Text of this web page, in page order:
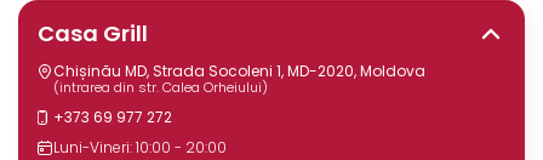
Casa Grill
Chișinău MD, Strada Socoleni 1, MD-2020, Moldova
(intrarea din str. Calea Orheiului)
+373 69 977 272
Luni-Vineri: 10:00 - 20:00